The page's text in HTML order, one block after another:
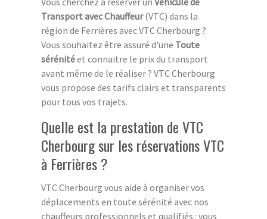
Transport avec Chauffeur(VTC) dans la
région de Ferrières avec VTC Cherbourg ?
Vous souhaitez être assuré d'une Toute
sérénitéet connaitre le prix du transport
avant même de le réaliser ? VTC Cherbourg
vous propose des tarifs clairs et transparents
pour tous vos trajets.
Quelle est la prestation de VTC
Cherbourg sur les réservations VTC
à Ferrières ?
VTC Cherbourg vous aide à organiser vos
déplacements en toute sérénité avec nos
chauffeurs professionnels et qualifiés : vous